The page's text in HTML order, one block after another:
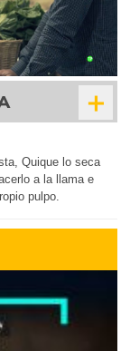
+
Quique lo seca
a la llama e
pulpo.